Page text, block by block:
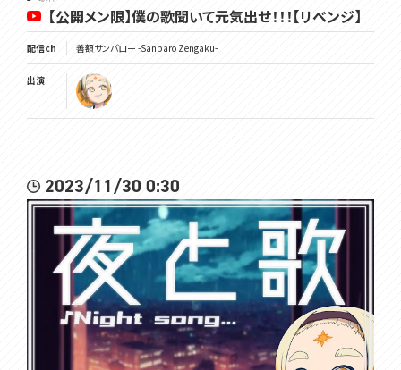
【公開メン限】僕の歌聞いて元気出せ！！！【リベンジ】
配信ch 善額サンパロー -Sanparo Zengaku-
出演
2023/11/30 0:30